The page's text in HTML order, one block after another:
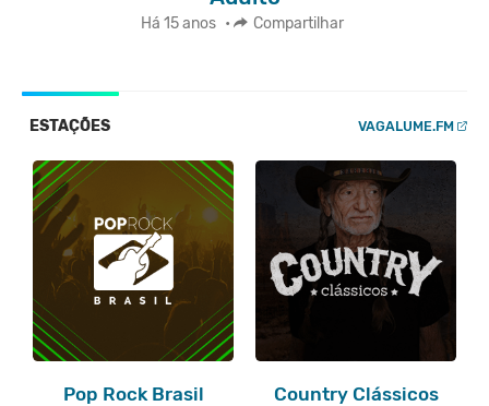
Há 15 anos • Compartilhar
ESTAÇÕES VAGALUME.FM
Pop Rock Brasil Country Clássicos